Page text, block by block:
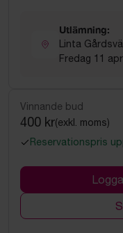
Utlämning:
Linta
Fredag 11
Vinnande bud
400 kr(exkl. moms)
Reservationspris